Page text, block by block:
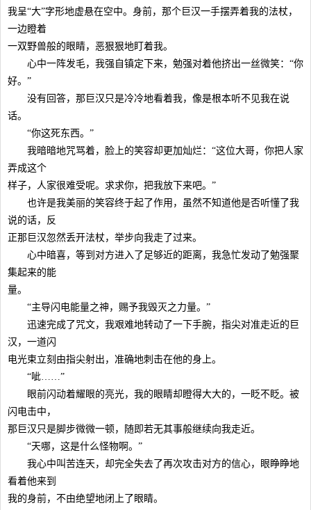
我呈“大”字形地虚悬在空中。身前，那个巨汉一手摆弄着我的法杖，
一边瞪着
一双野兽般的眼睛，恶狠狠地盯着我。
心中一阵发毛，我强自镇定下来，勉强对着他挤出一丝微笑：“你
好。”
没有回答，那巨汉只是冷冷地看着我，像是根本听不见我在说
话。
“你这死东西。”
我暗暗地咒骂着，脸上的笑容却更加灿烂：“这位大哥，你把人家
弄成这个
样子，人家很难受呢。求求你，把我放下来吧。”
也许是我美丽的笑容终于起了作用，虽然不知道他是否听懂了我
说的话，反
正那巨汉忽然丢开法杖，举步向我走了过来。
心中暗喜，等到对方进入了足够近的距离，我急忙发动了勉强聚
集起来的能
量。
“主导闪电能量之神，赐予我毁灭之力量。”
迅速完成了咒文，我艰难地转动了一下手腕，指尖对准走近的巨
汉，一道闪
电光束立刻由指尖射出，准确地刺击在他的身上。
“呲……”
眼前闪动着耀眼的亮光，我的眼睛却瞪得大大的，一眨不眨。被
闪电击中，
那巨汉只是脚步微微一顿，随即若无其事般继续向我走近。
“天哪，这是什么怪物啊。”
我心中叫苦连天，却完全失去了再次攻击对方的信心，眼睁睁地
看着他来到
我的身前，不由绝望地闭上了眼睛。